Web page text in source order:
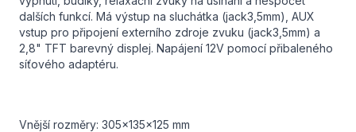
dalších funkcí. Má výstup na sluchátka (jack3,5mm), AUX
vstup pro připojení externího zdroje zvuku (jack3,5mm) a
2,8" TFT barevný displej. Napájení 12V pomocí přibaleného
síťového adaptéru.
Vnější rozměry: 305x135x125 mm